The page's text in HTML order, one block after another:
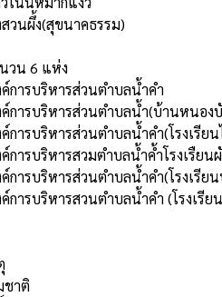
วนผึ้ง(สุขนาคธรรม)
วน 6 แห่ง
การบริหารส่วนตำบลน้ำคำ
การบริหารส่วนตำบลน้ำ(บ้านหนอง
การบริหารส่วนตำบลน้ำคำ(โรงเรีย
การบริหารสวมตำบลน้ำค้ำโรงเรืยน
การบริหารส่วนตำบลน้ำคำ(โรงเรี
การบริหารสวนตำบลน้ำคำ (โรงเรี
ชาติ